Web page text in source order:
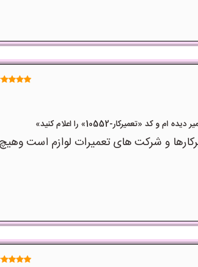
10552» را اعلام کنید»
و شرکت های تعمیرات لوازم است